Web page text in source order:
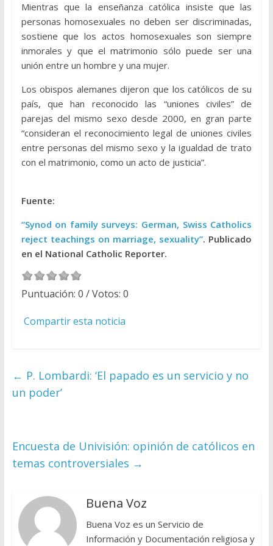
Mientras que la enseñanza católica insiste que las
personas homosexuales no deben ser discriminadas,
sostiene que los actos homosexuales son siempre
inmorales y que el matrimonio sólo puede ser una
unión entre un hombre y una mujer.
Los obispos alemanes dijeron que los católicos de su
país, que han reconocido las “uniones civiles” de
parejas del mismo sexo desde 2000, en gran parte
“consideran el reconocimiento legal de uniones civiles
entre personas del mismo sexo y la igualdad de trato
con el matrimonio, como un acto de justicia”.
Fuente:
“Synod on family surveys: German, Swiss Catholics
reject teachings on marriage, sexuality”. Publicado
en el National Catholic Reporter.
Puntuación: 0 / Votos: 0
Compartir esta noticia
← P. Lombardi: ‘El papado es un servicio y no
un poder’
Encuesta de Univisión: opinión de católicos en
temas controversiales →
Buena Voz
Buena Voz es un Servicio de
Información y Documentación religiosa y